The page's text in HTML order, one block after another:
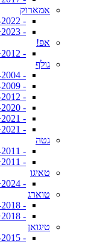
אמארוק
- 2009-2022
- 2023+
אפ!
- 2012+
גולף
- 1997-2004 (MK4)
- 2004-2009 (MK5)
- 2009-2012 (MK6)
- 2013-2020 (MK7)
- 2021+ (MK8)
- 2021+ (MK8 GTI)
גטה
- 2005-2011
- 2011+
טאיגו
- 2024+
טוארג
- 2010-2018
- 2018+
טיגואן
- 2007-2015